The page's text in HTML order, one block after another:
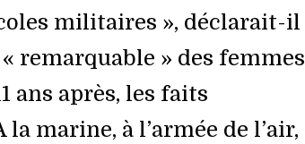
militaires », déclarait-il
remarquable » des femmes
ans après, les faits
marine, à l’armée de l’air,